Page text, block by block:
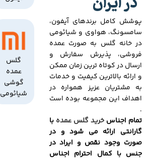
پوشش کامل برندهای آیفون،
سامسونگ، هواوی و شیائومی
در خانه گلس به صورت عمده
فروشی، پذیرش سفارش و
ارسال در کوتاه ترین زمان ممکن
و ارائه بالاترین کیفیت و خدمات
به مشتریان عزیز همواره در
اهداف این مجموعه بوده است
.
تمام اجناسخرید گلس عمده با
گارانتی ارائه می شود و در
صورت وجود نقص و ایراد در
جنس با کمال احترام اجناس
گلس
عمده
گوشی
شیائومی